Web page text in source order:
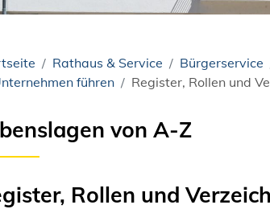
Rathaus & Service Bürgerservice
führen
Register, Rollen und
von A-Z
Rollen und